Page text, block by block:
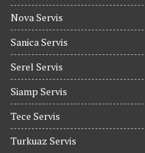
Nova Servis
Sanica Servis
Serel Servis
Siamp Servis
Tece Servis
Turkuaz Servis